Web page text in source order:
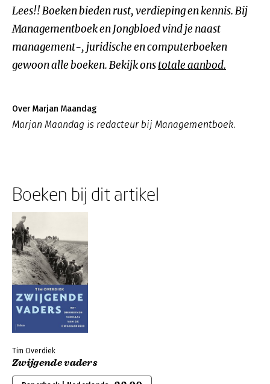
Lees!! Boeken bieden rust, verdieping en kennis. Bij
Managementboek en Jongbloed vind je naast
management-, juridische en computerboeken
gewoon alle boeken. Bekijk onstotale aanbod.
Over Marjan Maandag
Marjan Maandag is redacteur bij Managementboek.
Boeken bij dit artikel
Tim Overdiek
Zwijgende vaders